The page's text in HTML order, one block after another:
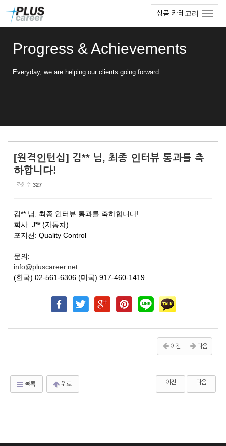
상품 카테고리
Progress & Achievements
Everyday, we are helping our clients going forward.
[원격인턴십] 김** 님, 최종 인터뷰 통과를 축
하합니다!
조회 수 327
김** 님, 최종 인터뷰 통과를 축하합니다!
회사: J** (자동차)
포지션: Quality Control
문의:
info@pluscareer.net
(한국) 02-561-6306 (미국) 917-460-1419
이전 다음
목록 위로 이전 다음